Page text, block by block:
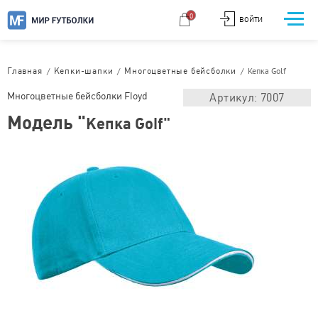
ВОЙТИ
0
Главная / Кепки-шапки / Многоцветные бейсболки / Кепка Golf
Многоцветные бейсболки Floyd Артикул: 7007
Модель "Кепка Golf"